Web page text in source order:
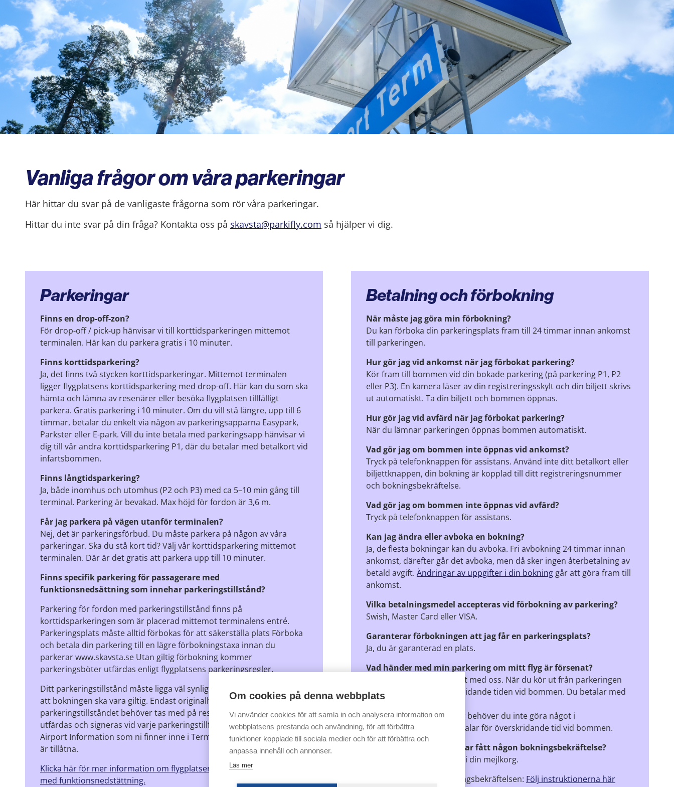
Vanliga frågor om våra parkeringar
Här hittar du svar på de vanligaste frågorna som rör våra parkeringar.
Hittar du inte svar på din fråga? Kontakta oss på skavsta@parkifly.com så hjälper vi dig.
Parkeringar
Finns en drop-off-zon?
För drop-off / pick-up hänvisar vi till korttidsparkeringen mittemot
terminalen. Här kan du parkera gratis i 10 minuter.
Finns korttidsparkering?
Ja, det finns två stycken korttidsparkeringar. Mittemot terminalen
ligger flygplatsens korttidsparkering med drop-off. Här kan du som ska
hämta och lämna av resenärer eller besöka flygplatsen tillfälligt
parkera. Gratis parkering i 10 minuter. Om du vill stå längre, upp till 6
timmar, betalar du enkelt via någon av parkeringsapparna Easypark,
Parkster eller E-park. Vill du inte betala med parkeringsapp hänvisar vi
dig till vår andra korttidsparkering P1, där du betalar med betalkort vid
infartsbommen.
Finns långtidsparkering?
Ja, både inomhus och utomhus (P2 och P3) med ca 5–10 min gång till
terminal. Parkering är bevakad. Max höjd för fordon är 3,6 m.
Får jag parkera på vägen utanför terminalen?
Nej, det är parkeringsförbud. Du måste parkera på någon av våra
parkeringar. Ska du stå kort tid? Välj vår korttidsparkering mittemot
terminalen. Där är det gratis att parkera upp till 10 minuter.
Finns specifik parkering för passagerare med
funktionsnedsättning som innehar parkeringstillstånd?
Parkering för fordon med parkeringstillstånd finns på
korttidsparkeringen som är placerad mittemot terminalens entré.
Parkeringsplats måste alltid förbokas för att säkerställa plats Förboka
och betala din parkering till en lägre förbokningstaxa innan du
parkerar www.skavsta.se Utan giltig förbokning kommer
parkeringsböter utfärdas enligt flygplatsens parkeringsregler.
Ditt parkeringstillstånd måste ligga väl synligt i fordonets vindruta för
att bokningen ska vara giltig. Endast originalhandling är godkända. Om
parkeringstillståndet behöver tas med på resan måste en kopia
utfärdas och signeras vid varje parkeringstillfälle av Stockholm Skavsta
Airport Information som ni finner inne i Terminalen. Inga egna kopior
är tillåtna.
Klicka här för mer information om flygplatsens service för passagerare
med funktionsnedstättning.
Betalning och förbokning
När måste jag göra min förbokning?
Du kan förboka din parkeringsplats fram till 24 timmar innan ankomst
till parkeringen.
Hur gör jag vid ankomst när jag förbokat parkering?
Kör fram till bommen vid din bokade parkering (på parkering P1, P2
eller P3). En kamera läser av din registreringsskylt och din biljett skrivs
ut automatiskt. Ta din biljett och bommen öppnas.
Hur gör jag vid avfärd när jag förbokat parkering?
När du lämnar parkeringen öppnas bommen automatiskt.
Vad gör jag om bommen inte öppnas vid ankomst?
Tryck på telefonknappen för assistans. Använd inte ditt betalkort eller
biljettknappen, din bokning är kopplad till ditt registreringsnummer
och bokningsbekräftelse.
Vad gör jag om bommen inte öppnas vid avfärd?
Tryck på telefonknappen för assistans.
Kan jag ändra eller avboka en bokning?
Ja, de flesta bokningar kan du avboka. Fri avbokning 24 timmar innan
ankomst, därefter går det avboka, men då sker ingen återbetalning av
betald avgift. Ändringar av uppgifter i din bokninggår att göra fram till
ankomst.
Vilka betalningsmedel accepteras vid förbokning av parkering?
Swish, Master Card eller VISA.
Garanterar förbokningen att jag får en parkeringsplats?
Ja, du är garanterad en plats.
Vad händer med min parkering om mitt flyg är försenat?
Du behöver inte ta kontakt med oss. När du kör ut från parkeringen
betalar du för den överskridande tiden vid bommen. Du betalar med
Har du förbokat parkering behöver du inte göra något i
bokningssystemet. Du betalar för överskridande tid vid bommen.
Vad gör jag om jag inte har fått någon bokningsbekräftelse?
Kontrollera din skräppost i din mejlkorg.
Om du inte har fått bokningsbekräftelsen: Följ instruktionerna här
Om cookies på denna webbplats
Vi använder cookies för att samla in och analysera information om
webbplatsens prestanda och användning, för att förbättra
funktioner kopplade till sociala medier och för att förbättra och
anpassa innehåll och annonser.
Läs mer